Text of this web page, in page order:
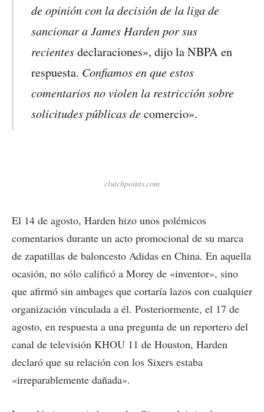
de opinión con la decisión de la liga de
sancionar a James Harden por sus
recientesdeclaraciones», dijo la NBPA en
respuesta. Confiamos en que estos
comentarios no violen la restricción sobre
solicitudes públicas decomercio».
clutchpoints.com
El 14 de agosto, Harden hizo unos polémicos
comentarios durante un acto promocional de su marca
de zapatillas de baloncesto Adidas en China. En aquella
ocasión, no sólo calificó a Morey de «inventor», sino
que afirmó sin ambages que cortaría lazos con cualquier
organización vinculada a él. Posteriormente, el 17 de
agosto, en respuesta a una pregunta de un reportero del
canal de televisión KHOU 11 de Houston, Harden
declaró que su relación con los Sixers estaba
«irreparablemente dañada».